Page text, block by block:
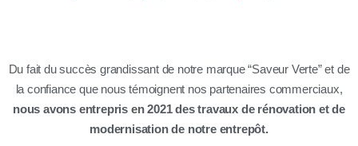
Du fait du succès grandissant de notre marque “Saveur Verte” et de
la confiance que nous témoignent nos partenaires commerciaux,
nous avons entrepris en 2021 des travaux de rénovation et de
modernisation de notre entrepôt.